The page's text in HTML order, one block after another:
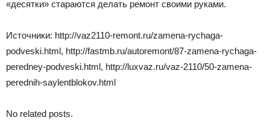
«десятки» стараются делать ремонт своими руками.
Источники: http://vaz2110-remont.ru/zamena-rychaga-
podveski.html, http://fastmb.ru/autoremont/87-zamena-rychaga-
peredney-podveski.html, http://luxvaz.ru/vaz-2110/50-zamena-
perednih-saylentblokov.html
No related posts.